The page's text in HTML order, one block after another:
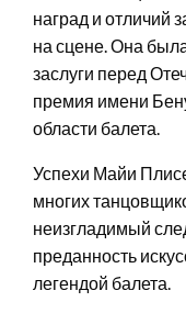
наград и отличий
на сцене. Она
заслуги перед
премия имени
области балета.
Успехи Майи
многих
неизгладимый
преданность
легендой балета.